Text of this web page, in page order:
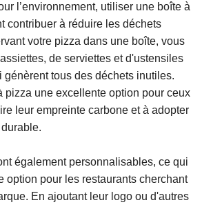
l’environnement, utiliser une boîte à
contribuer à réduire les déchets
votre pizza dans une boîte, vous
de serviettes et d'ustensiles
génèrent tous des déchets inutiles.
pizza une excellente option pour ceux
leur empreinte carbone et à adopter
également personnalisables, ce qui
option pour les restaurants cherchant
En ajoutant leur logo ou d'autres